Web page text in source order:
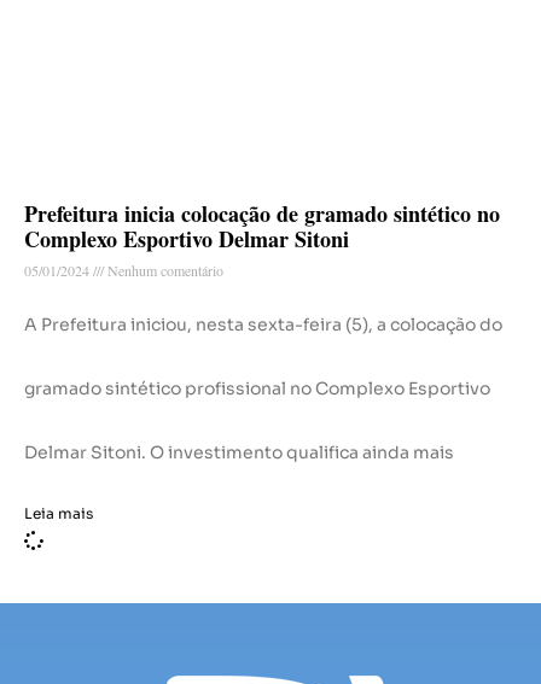
Prefeitura inicia colocação de gramado sintético no
Complexo Esportivo Delmar Sitoni
05/01/2024 Nenhum comentário
A Prefeitura iniciou, nesta sexta-feira (5), a colocação do
gramado sintético profissional no Complexo Esportivo
Delmar Sitoni. O investimento qualifica ainda mais
Leia mais